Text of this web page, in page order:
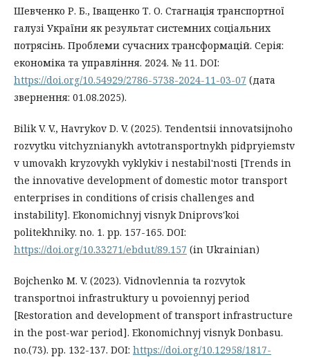
Шевченко Р. Б., Іващенко Т. О. Стагнація транспортної
галузі України як результат системних соціальних
потрясінь. Проблеми сучасних трансформацій. Серія:
економіка та управління. 2024. № 11. DOI:
https://doi.org/10.54929/2786-5738-2024-11-03-07 (дата
звернення: 01.08.2025).
Bilik V. V., Havrykov D. V. (2025). Tendentsii innovatsijnoho
rozvytku vitchyznianykh avtotransportnykh pidpryiemstv
v umovakh kryzovykh vyklykiv i nestabil'nosti [Trends in
the innovative development of domestic motor transport
enterprises in conditions of crisis challenges and
instability]. Ekonomichnyj visnyk Dniprovs'koi
politekhniky. no. 1. pp. 157-165. DOI:
https://doi.org/10.33271/ebdut/89.157 (in Ukrainian)
Bojchenko M. V. (2023). Vidnovlennia ta rozvytok
transportnoi infrastruktury u povoiennyj period
[Restoration and development of transport infrastructure
in the post-war period]. Ekonomichnyj visnyk Donbasu.
no.(73). pp. 132-137. DOI: https://doi.org/10.12958/1817-